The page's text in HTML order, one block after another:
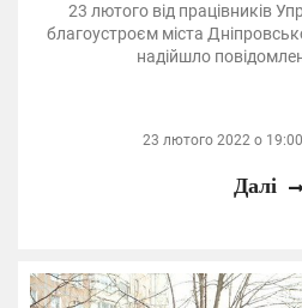
23 лютого від працівників
благоустроєм міста
надійшло
23 лютого 2022 о
Далі